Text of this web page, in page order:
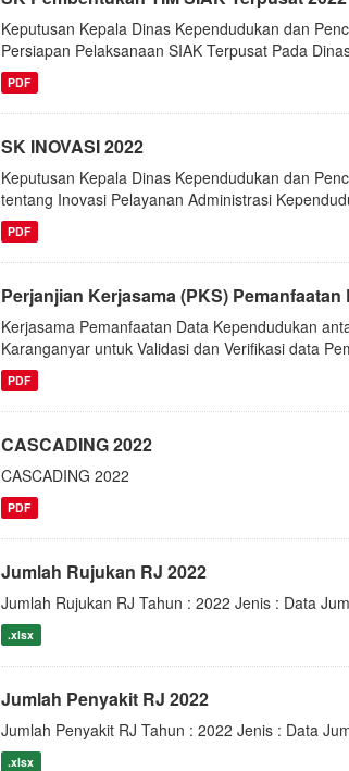
Keputusan Kepala Dinas Kependudukan dan
Persiapan Pelaksanaan SIAK Terpusat Pada
PDF
SK INOVASI 2022
Keputusan Kepala Dinas Kependudukan dan
tentang Inovasi Pelayanan Administrasi
PDF
Perjanjian Kerjasama (PKS) Pemanfaatan
Kerjasama Pemanfaatan Data Kependudukan
Karanganyar untuk Validasi dan Verifikasi data
PDF
CASCADING 2022
CASCADING 2022
PDF
Jumlah Rujukan RJ 2022
Jumlah Rujukan RJ Tahun : 2022 Jenis : Data
.xlsx
Jumlah Penyakit RJ 2022
Jumlah Penyakit RJ Tahun : 2022 Jenis : Data
.xlsx